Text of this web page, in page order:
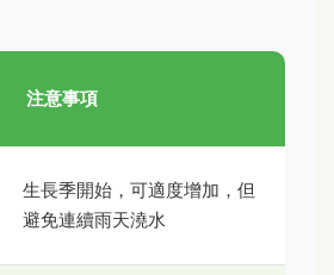
注意事項
生長季開始，可適度增加，但
避免連續雨天澆水